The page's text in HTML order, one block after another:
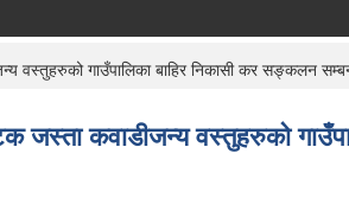
वस्तुहरुको गाउँपालिका बाहिर निकासी कर सङ्कलन
जस्ता कवाडीजन्य वस्तुहरुको